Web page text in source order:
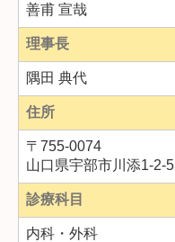
善甫 宣哉
理事長
隅田 典代
住所
〒 755-0074
山口県宇部市川添1-2-5
診療科目
内科・外科